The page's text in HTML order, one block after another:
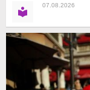
07.08.2026